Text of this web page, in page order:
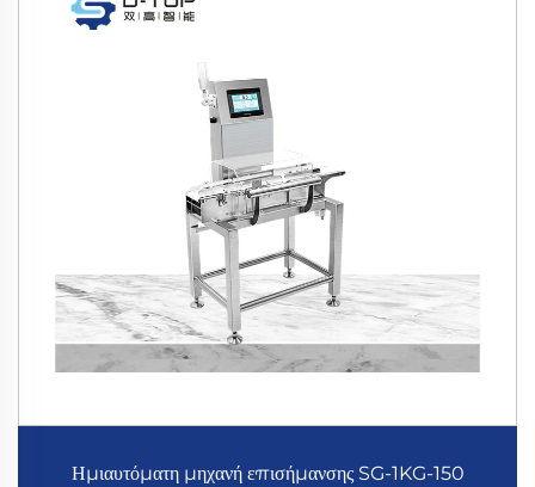
Ημιαυτόματη μηχανή επισήμανσης SG-1KG-150